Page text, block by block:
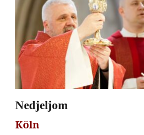
Nedjeljom
Köln